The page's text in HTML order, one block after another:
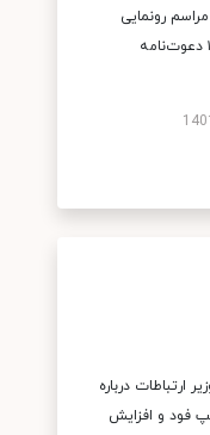
رونمایی
آیفون ۱۴ دعوت‌نامه
ارتباطات درباره
فود و افزایش